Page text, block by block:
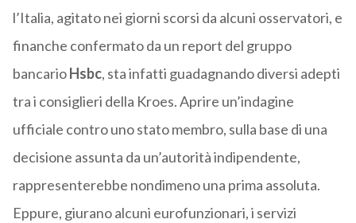
l’Italia, agitato nei giorni scorsi da alcuni osservatori, e
finanche confermato da un report del gruppo
bancarioHsbc, sta infatti guadagnando diversi adepti
tra i consiglieri della Kroes. Aprire un’indagine
ufficiale contro uno stato membro, sulla base di una
decisione assunta da un’autorità indipendente,
rappresenterebbe nondimeno una prima assoluta.
Eppure, giurano alcuni eurofunzionari, i servizi